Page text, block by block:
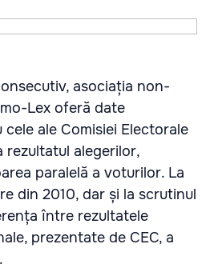
asociația non-
Lex oferă date
ale Comisiei Electorale
rezultatul alegerilor,
paralelă a voturilor. La
din 2010, dar și la scrutinul
între rezultatele
prezentate de CEC, a